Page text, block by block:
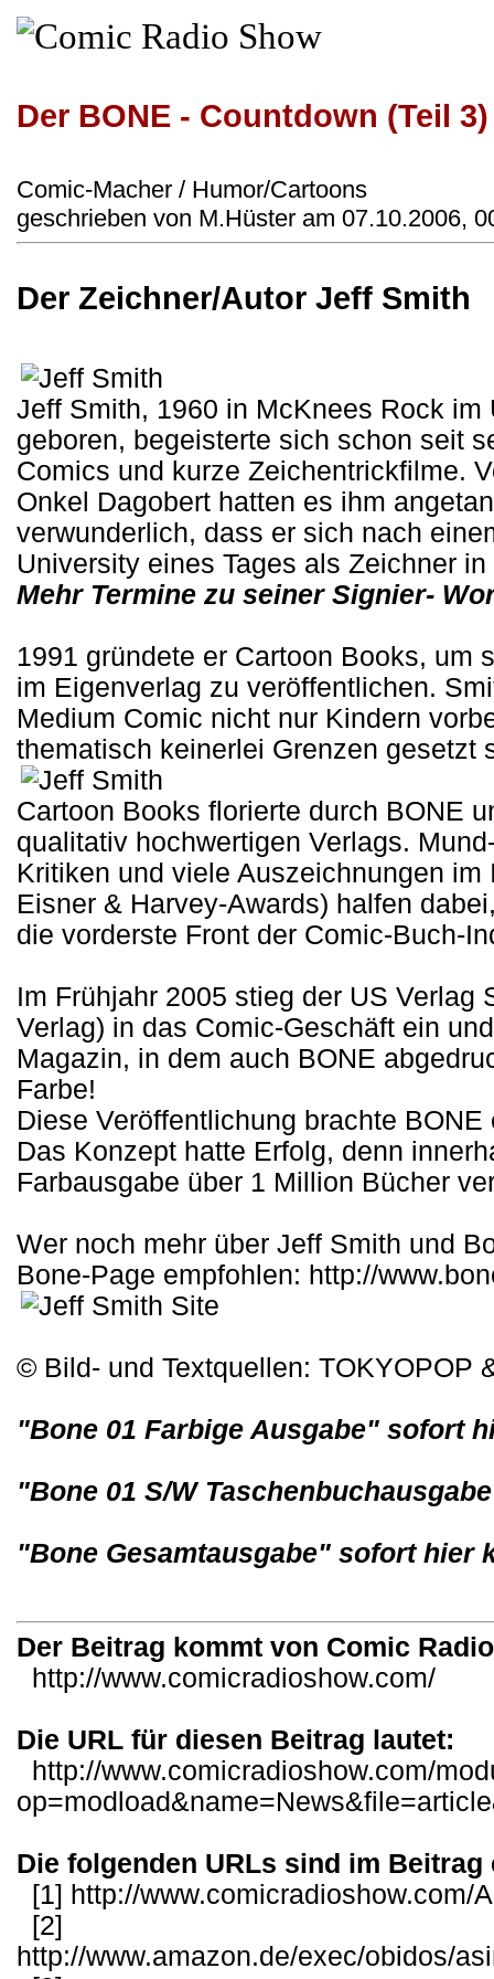
Der BONE - Countdown (Teil 3)
Comic-Macher / Humor/Cartoons
geschrieben von M.Hüster am 07.10.2006,
Der Zeichner/Autor Jeff Smith
Jeff Smith, 1960 in McKnees Rock
geboren, begeisterte sich schon seit
Comics und kurze Zeichentrickfilme.
Onkel Dagobert hatten es ihm
verwunderlich, dass er sich nach
University eines Tages als Zeichner
Mehr Termine zu seiner Signier-
1991 gründete er Cartoon Books, um
im Eigenverlag zu veröffentlichen.
Medium Comic nicht nur Kindern
thematisch keinerlei Grenzen gesetzt
Cartoon Books florierte durch BONE
qualitativ hochwertigen Verlags.
Kritiken und viele Auszeichnungen
Eisner & Harvey-Awards) halfen
die vorderste Front der Comic-Buch-
Im Frühjahr 2005 stieg der US Verlag
Verlag) in das Comic-Geschäft ein
Magazin, in dem auch BONE
Farbe!
Diese Veröffentlichung brachte
Das Konzept hatte Erfolg, denn
Farbausgabe über 1 Million Bücher
Wer noch mehr über Jeff Smith und
Bone-Page empfohlen: http://
© Bild- und Textquellen: TOKYOPOP
"Bone 01 Farbige Ausgabe" sofort
"Bone 01 S/W
"Bone Gesamtausgabe" sofort hier
Der Beitrag kommt von Comic
http://www.comicradioshow.com/
Die URL für diesen Beitrag lautet:
http://www.comicradioshow.com/
Die folgenden URLs sind im Beitrag
[1] http://www.comicradioshow.com/
[2]
http://www.amazon.de/exec/obidos/